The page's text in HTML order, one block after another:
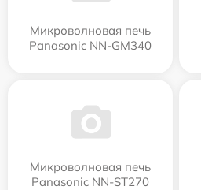
Микроволновая печь
Panasonic NN-GM340
Микроволновая печь
Panasonic NN-ST270